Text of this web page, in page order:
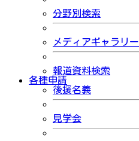
分野別検索
メディアギャラリー
報道資料検索
各種申請
後援名義
見学会